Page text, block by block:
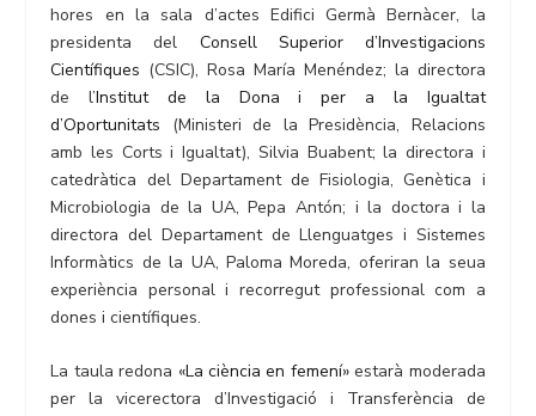
hores en la sala d’actes Edifici Germà Bernàcer, la
presidenta del Consell Superior d’Investigacions
Científiques (CSIC), Rosa María Menéndez; la directora
de l’Institut de la Dona i per a la Igualtat
d’Oportunitats (Ministeri de la Presidència, Relacions
amb les Corts i Igualtat), Silvia Buabent; la directora i
catedràtica del Departament de Fisiologia, Genètica i
Microbiologia de la UA, Pepa Antón; i la doctora i la
directora del Departament de Llenguatges i Sistemes
Informàtics de la UA, Paloma Moreda, oferiran la seua
experiència personal i recorregut professional com a
dones i científiques.
La taula redona «La ciència en femení»estarà moderada
per la vicerectora d’Investigació i Transferència de